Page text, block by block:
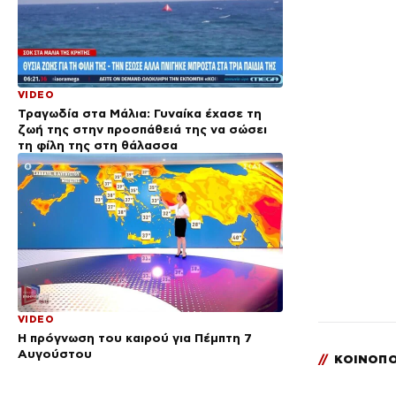
VIDEO
Τραγωδία στα Μάλια: Γυναίκα έχασε τη
ζωή της στην προσπάθειά της να σώσει
τη φίλη της στη θάλασσα
VIDEO
Η πρόγνωση του καιρού για Πέμπτη 7
Αυγούστου
//